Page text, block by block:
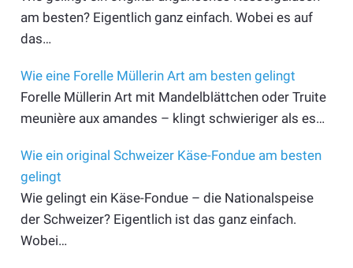
am besten? Eigentlich ganz einfach. Wobei es auf
das…
Wie eine Forelle Müllerin Art am besten gelingt
Forelle Müllerin Art mit Mandelblättchen oder Truite
meunière aux amandes – klingt schwieriger als es…
Wie ein original Schweizer Käse-Fondue am besten
gelingt
Wie gelingt ein Käse-Fondue – die Nationalspeise
der Schweizer? Eigentlich ist das ganz einfach.
Wobei…